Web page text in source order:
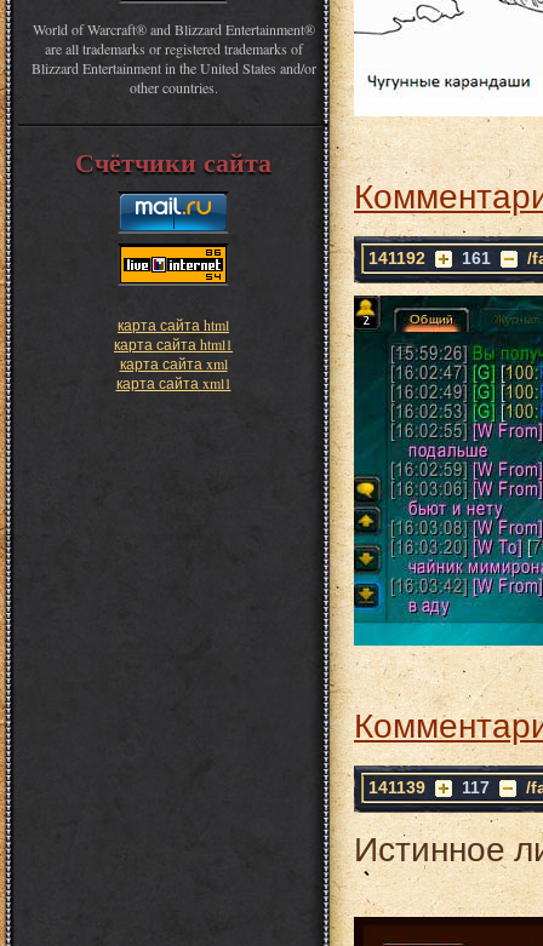
World of Warcraft® and Blizzard Entertainment®
are all trademarks or registered trademarks of
Blizzard Entertainment in the United States and/or
other countries.
Счётчики сайта
карта сайта html
карта сайта html1
карта сайта xml
карта сайта xml1
141192 161 /
141139 117 /
Истинное